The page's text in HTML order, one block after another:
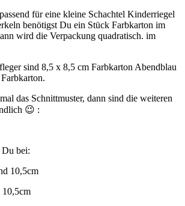
für eine kleine Schachtel Kinderriegel
benötigst Du ein Stück Farbkarton im
wird die Verpackung quadratisch. im
sind 8,5 x 8,5 cm Farbkarton Abendblau
das Schnittmuster, dann sind die weiteren
😉 :
bei:
10,5cm
10,5cm